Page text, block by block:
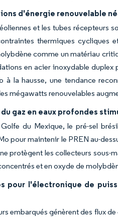
d'énergie renouvelable
et les tubes récepteurs
thermiques cycliques
comme un matériau
en acier inoxydable
à la hausse, une tendance
mégawatts renouvelables
gaz en eaux profondes
du Mexique, le pré-sel
pour maintenir le PREN au-
protègent les collecteurs sous-
et en oxyde de
pour l'électronique de
embarqués génèrent des flux